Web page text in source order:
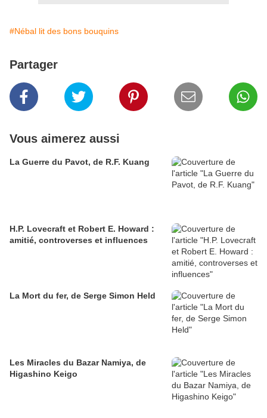
#Nébal lit des bons bouquins
Partager
Vous aimerez aussi
La Guerre du Pavot, de R.F. Kuang
H.P. Lovecraft et Robert E. Howard :
amitié, controverses et influences
La Mort du fer, de Serge Simon Held
Les Miracles du Bazar Namiya, de
Higashino Keigo